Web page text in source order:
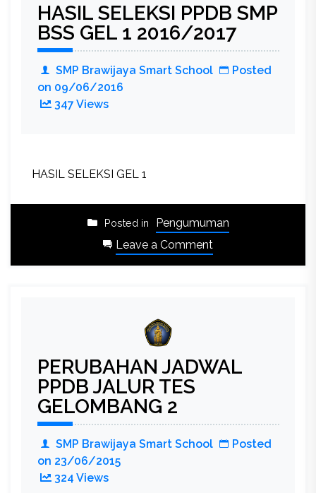
HASIL SELEKSI PPDB SMP
BSS GEL 1 2016/2017
SMP Brawijaya Smart School
Posted
on 09/06/2016
347 Views
HASIL SELEKSI GEL 1
Posted in
Pengumuman
Leave a Comment
1
PERUBAHAN JADWAL
PPDB JALUR TES
GELOMBANG 2
SMP Brawijaya Smart School
Posted
on 23/06/2015
324 Views